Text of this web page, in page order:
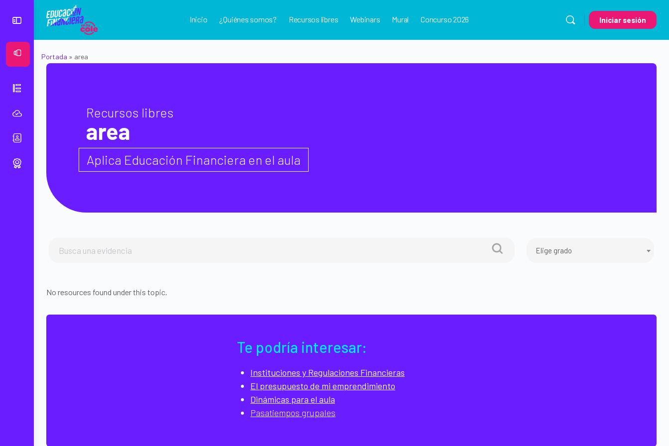
Ver Mural
Inicio ¿Quiénes somos? Recursos libres Webinars Mural Concurso 2026 Iniciar sesión
Portada » area
Recursos libres
area
Aplica Educación Financiera en el aula
Elige grado
No resources found under this topic.
Te podría interesar:
Instituciones y Regulaciones Financieras
El presupuesto de mi emprendimiento
Dinámicas para el aula
Pasatiempos grupales